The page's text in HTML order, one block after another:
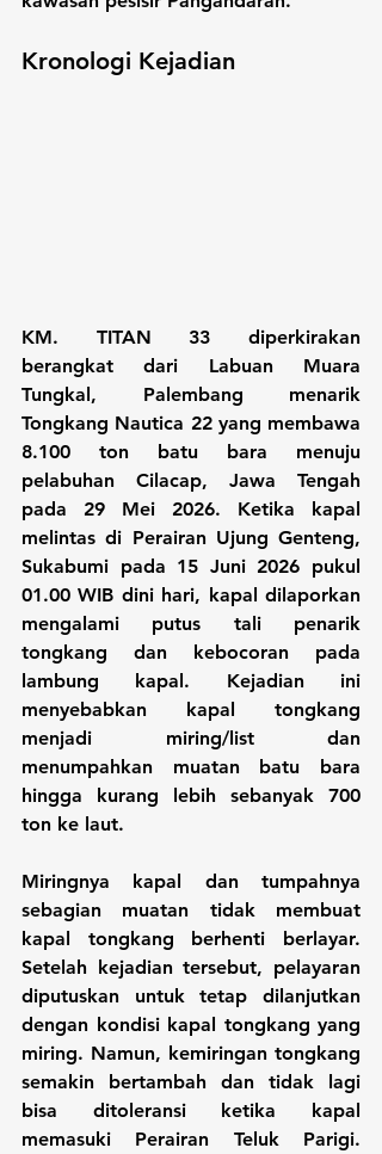
Kronologi Kejadian
KM. TITAN 33 diperkirakan
berangkat dari Labuan Muara
Tungkal, Palembang menarik
Tongkang Nautica 22 yang membawa
8.100 ton batu bara menuju
pelabuhan Cilacap, Jawa Tengah
pada 29 Mei 2026. Ketika kapal
melintas di Perairan Ujung Genteng,
Sukabumi pada 15 Juni 2026 pukul
01.00 WIB dini hari, kapal dilaporkan
mengalami putus tali penarik
tongkang dan kebocoran pada
lambung kapal. Kejadian ini
menyebabkan kapal tongkang
menjadi miring/list dan
menumpahkan muatan batu bara
hingga kurang lebih sebanyak 700
ton ke laut.
Miringnya kapal dan tumpahnya
sebagian muatan tidak membuat
kapal tongkang berhenti berlayar.
Setelah kejadian tersebut, pelayaran
diputuskan untuk tetap dilanjutkan
dengan kondisi kapal tongkang yang
miring. Namun, kemiringan tongkang
semakin bertambah dan tidak lagi
bisa ditoleransi ketika kapal
memasuki Perairan Teluk Parigi.